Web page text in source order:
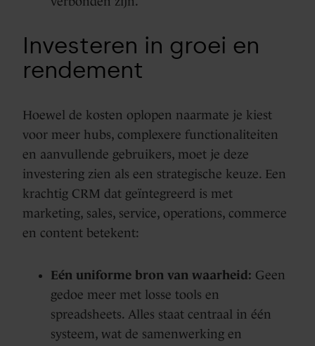
Investeren in groei en
rendement
Hoewel de kosten oplopen naarmate je kiest
voor meer hubs, complexere functionaliteiten
en aanvullende gebruikers, moet je deze
investering zien als een strategische keuze. Een
krachtig CRM dat geïntegreerd is met
marketing, sales, service, operations, commerce
en content betekent:
Eén uniforme bron van waarheid: Geen
gedoe meer met losse tools en
spreadsheets. Alles staat centraal in één
systeem, wat de samenwerking en